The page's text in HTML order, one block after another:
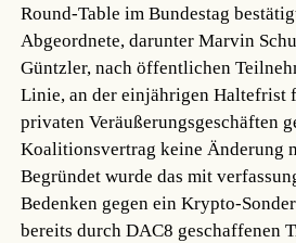
Round-Table im Bundestag
Abgeordnete, darunter Marvin
Güntzler, nach öffentlichen
Linie, an der einjährigen Haltefrist
privaten Veräußerungsgeschäften
Koalitionsvertrag keine Änderung
Begründet wurde das mit
Bedenken gegen ein Krypto-
bereits durch DAC8 geschaffenen